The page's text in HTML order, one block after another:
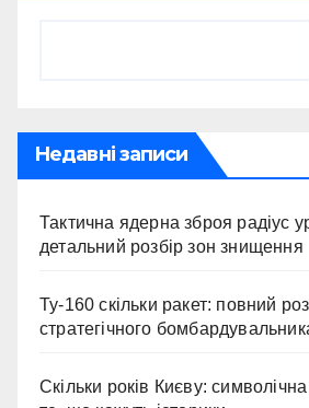
Недавні записи
Тактична ядерна зброя радіус
детальний розбір зон знищення
Ту-160 скільки ракет: повний
стратегічного
Скільки років Києву: